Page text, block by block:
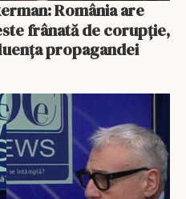
frânată de corupție,
propagandei